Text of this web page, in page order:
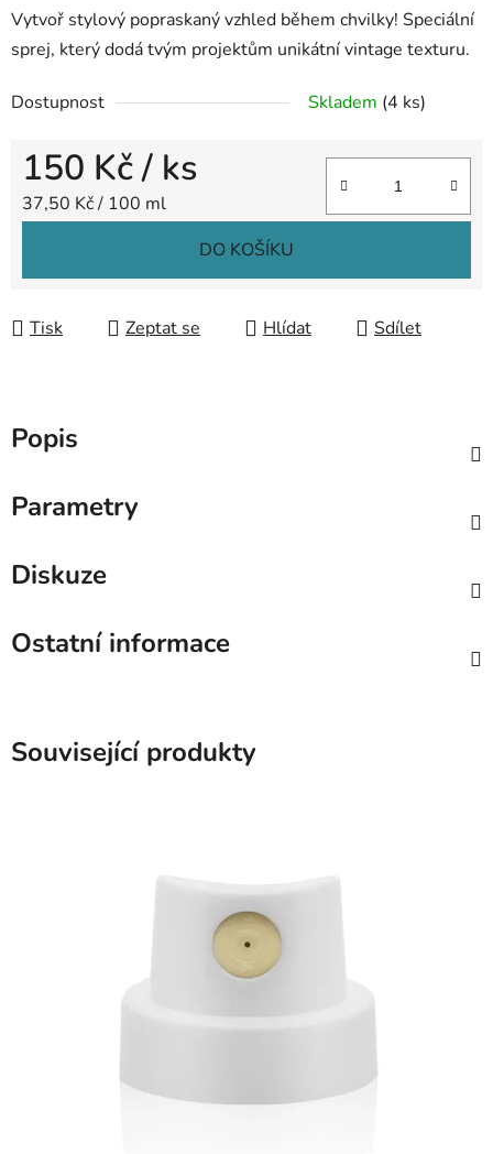
Vytvoř stylový popraskaný vzhled během chvilky! Speciální
sprej, který dodá tvým projektům unikátní vintage texturu.
Dostupnost Skladem (4 ks)
150 Kč/ ks
Měrná cena:
37,50 Kč / 100 ml
DO KOŠÍKU
Tisk Zeptat se Hlídat Sdílet
Popis
Parametry
Diskuze
Ostatní informace
Související produkty